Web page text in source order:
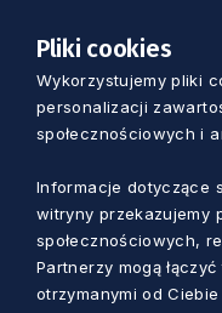
Pliki cookies
Wykorzystujemy pliki
personalizacji
społecznościowych i
Informacje dotyczące
witryny przekazujemy
społecznościowych,
Partnerzy mogą
otrzymanymi od